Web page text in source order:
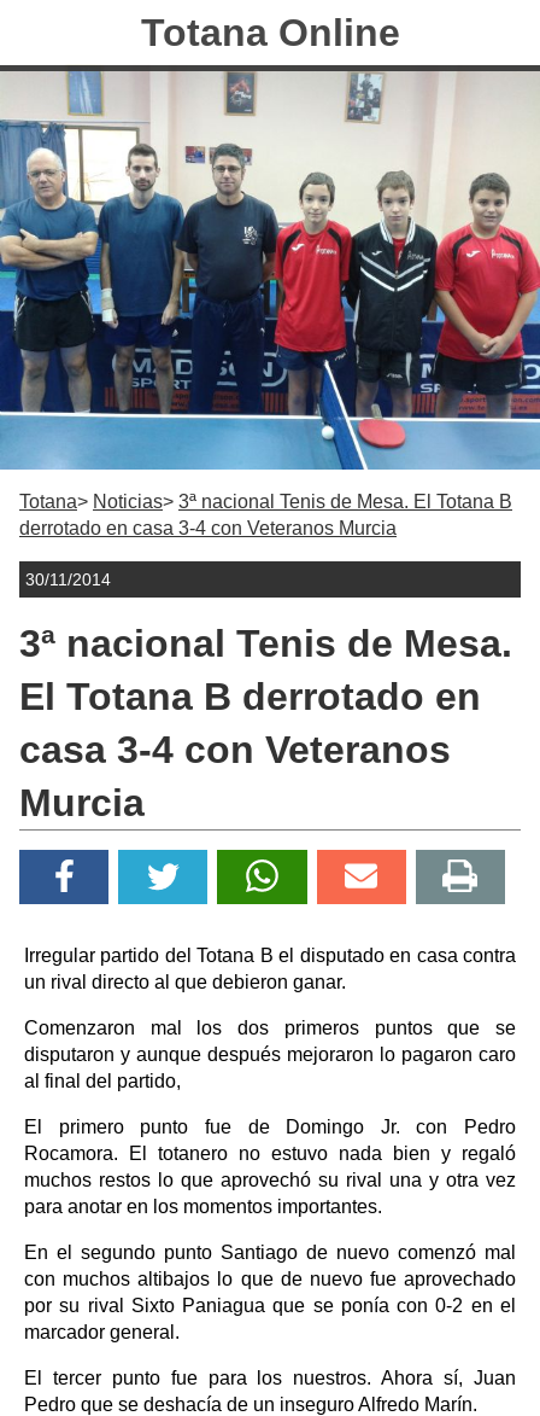
Totana Online
Totana Noticias
3ª nacional Tenis de Mesa. El Totana B
derrotado en casa 3-4 con Veteranos Murcia
30/11/2014
3ª nacional Tenis de Mesa.
El Totana B derrotado en
casa 3-4 con Veteranos
Murcia
Irregular partido del Totana B el disputado en casa contra
un rival directo al que debieron ganar.
Comenzaron mal los dos primeros puntos que se
disputaron y aunque después mejoraron lo pagaron caro
al final del partido,
El primero punto fue de Domingo Jr. con Pedro
Rocamora. El totanero no estuvo nada bien y regaló
muchos restos lo que aprovechó su rival una y otra vez
para anotar en los momentos importantes.
En el segundo punto Santiago de nuevo comenzó mal
con muchos altibajos lo que de nuevo fue aprovechado
por su rival Sixto Paniagua que se ponía con 0-2 en el
marcador general.
El tercer punto fue para los nuestros. Ahora sí, Juan
Pedro que se deshacía de un inseguro Alfredo Marín.